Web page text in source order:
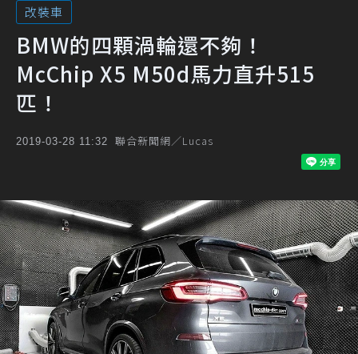
改裝車
BMW的四顆渦輪還不夠！
McChip X5 M50d馬力直升515
匹！
2019-03-28 11:32 聯合新聞網／Lucas